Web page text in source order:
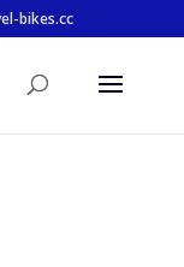
bikes.cc